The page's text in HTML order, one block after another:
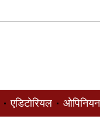
एडिटोरियल ओपिनियन